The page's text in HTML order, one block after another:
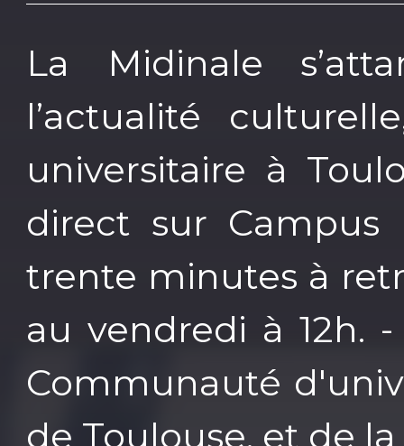
La Midinale
l’actualité
universitaire à
direct sur Campus
trente minutes à
au vendredi à 12h.
Communauté
de Toulouse, et de